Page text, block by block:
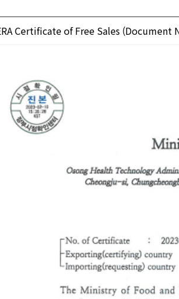
Certificate of Free Sales (Document